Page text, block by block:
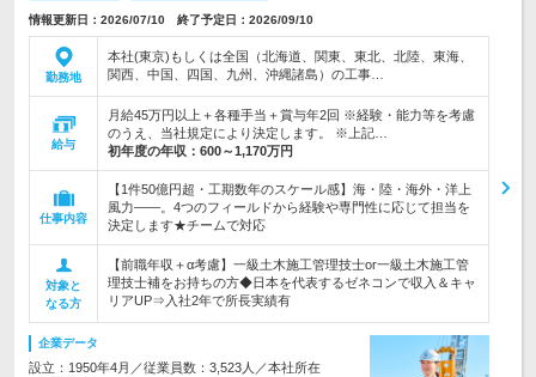
情報更新日：2026/07/10 終了予定日：2026/09/10
勤務地
本社(東京)もしくは全国（北海道、関東、東北、北陸、東海、
関西、中国、四国、九州、沖縄諸島）の工事…
給与
月給45万円以上＋各種手当＋賞与年2回 ※経験・能力等を考慮
のうえ、当社規定により決定します。 ※上記…
初年度の年収： 600～1,170万円
仕事内容
【1件50億円超・工期数年のスケール感】海・陸・海外・洋上
風力――。4つのフィールドから経験や専門性に応じて担当を
決定します★チームで対応
対象と
なる方
【前職年収＋α考慮】一級土木施工管理技士or一級土木施工管
理技士補をお持ちの方◆日本を代表するゼネコンで収入＆キャ
リアUP⇒入社2年で所長実績有
企業データ
設立：1950年4月／従業員数：3,523人／本社所在